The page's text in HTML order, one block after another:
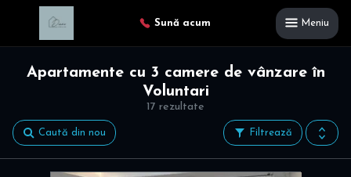
Sună acum Meniu
17 rezultate
Apartamente cu 3 camere de vânzare în
Voluntari
Filtrează
Caută din nou